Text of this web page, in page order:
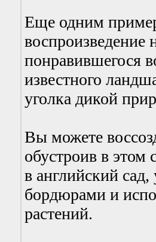
Еще одним
воспроизведение
понравившегося
известного
уголка дикой
Вы можете
обустроив в этом
в английский
бордюрами и
растений.